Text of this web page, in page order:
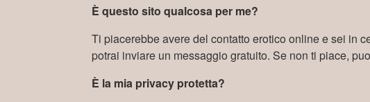
È questo sito qualcosa per me?
Ti piacerebbe avere del contatto erotico online e sei in
potrai inviare un messaggio gratuito. Se non ti piace,
È la mia privacy protetta?